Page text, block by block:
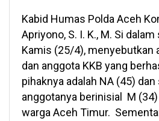
Kabid Humas Polda Aceh
Apriyono, S. I. K., M. Si
Kamis (25/4), menyebutkan
dan anggota KKB yang
pihaknya adalah NA (45)
anggotanya berinisial M
warga Aceh Timur.